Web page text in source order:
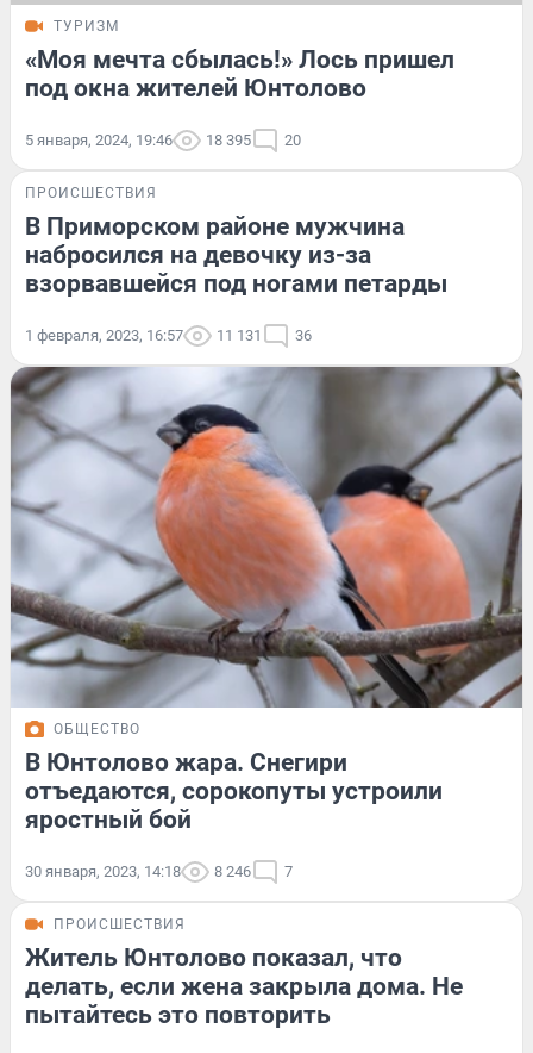
ТУРИЗМ
«Моя мечта сбылась!» Лось пришел
под окна жителей Юнтолово
5 января, 2024, 19:46 18 395 20
ПРОИСШЕСТВИЯ
В Приморском районе мужчина
набросился на девочку из-за
взорвавшейся под ногами петарды
1 февраля, 2023, 16:57 11 131 36
ОБЩЕСТВО
В Юнтолово жара. Снегири
отъедаются, сорокопуты устроили
яростный бой
30 января, 2023, 14:18 8 246 7
ПРОИСШЕСТВИЯ
Житель Юнтолово показал, что
делать, если жена закрыла дома. Не
пытайтесь это повторить